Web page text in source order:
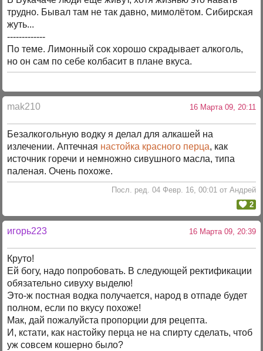
трудно. Бывал там не так давно, мимолётом. Сибирская
жуть...
-------------
По теме. Лимонный сок хорошо скрадывает алкоголь,
но он сам по себе колбасит в плане вкуса.
mak210 16 Марта 09, 20:11
Безалкогольную водку я делал для алкашей на
излечении. Аптечная настойка красного перца, как
источник горечи и немножно сивушного масла, типа
паленая. Очень похоже.
Посл. ред. 04 Февр. 16, 00:01 от Андрей
2
игорь223 16 Марта 09, 20:39
Круто!
Ей богу, надо попробовать. В следующей ректификации
обязательно сивуху выделю!
Это-ж постная водка получается, народ в отпаде будет
полном, если по вкусу похоже!
Мак, дай пожалуйста пропорции для рецепта.
И, кстати, как настойку перца не на спирту сделать, чтоб
уж совсем кошерно было?